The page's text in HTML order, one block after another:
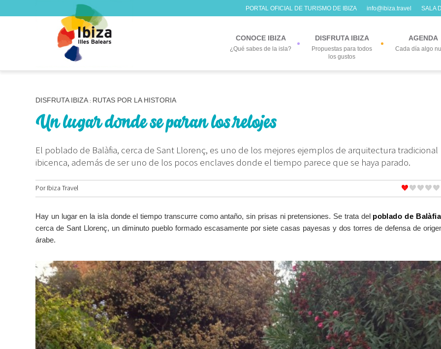
PORTAL OFICIAL DE TURISMO DE IBIZA info@ibiza.travel SALA
CONOCE IBIZA
¿Qué sabes de la isla?
DISFRUTA IBIZA
Propuestas para todos
los gustos
AGENDA
Cada día algo
DISFRUTA IBIZA : RUTAS POR LA HISTORIA
Un lugar donde se paran los relojes
El poblado de Balàfia, cerca de Sant Llorenç, es uno de los mejores ejemplos de arquitectura tradicional
ibicenca, además de ser uno de los pocos enclaves donde el tiempo parece que se haya parado.
PorIbiza Travel
Hay un lugar en la isla donde el tiempo transcurre como antaño, sin prisas ni pretensiones. Se trata del poblado de Balàfia
cerca de Sant Llorenç, un diminuto pueblo formado escasamente por siete casas payesas y dos torres de defensa de
árabe.